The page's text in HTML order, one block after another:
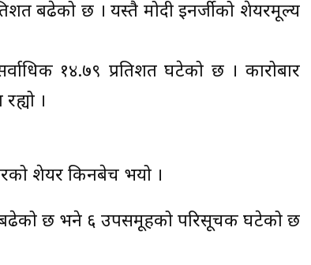
बढेको छ । यस्तै मोदी इनर्जीको शेयरमूल्य
१४.७९ प्रतिशत घटेको छ । कारोबार
।
शेयर किनबेच भयो ।
छ भने ६ उपसमूहको परिसूचक घटेको छ